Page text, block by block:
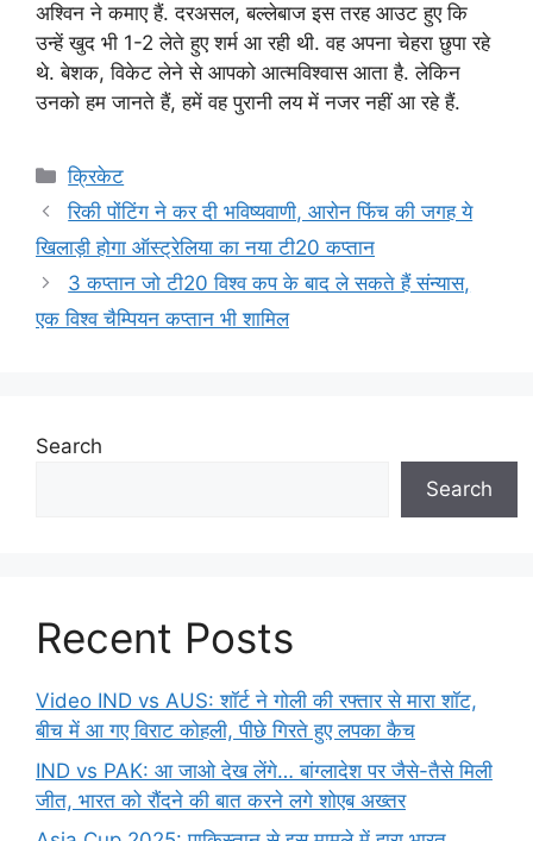
अश्विन ने कमाए हैं. दरअसल, बल्लेबाज इस तरह आउट हुए कि
उन्हें खुद भी 1-2 लेते हुए शर्म आ रही थी. वह अपना चेहरा छुपा रहे
थे. बेशक, विकेट लेने से आपको आत्मविश्वास आता है. लेकिन
उनको हम जानते हैं, हमें वह पुरानी लय में नजर नहीं आ रहे हैं.
Categories
क्रिकेट
रिकी पोंटिंग ने कर दी भविष्यवाणी, आरोन फिंच की जगह ये
खिलाड़ी होगा ऑस्ट्रेलिया का नया टी20 कप्तान
3 कप्तान जो टी20 विश्व कप के बाद ले सकते हैं संन्यास,
एक विश्व चैम्पियन कप्तान भी शामिल
Search
Search
Recent Posts
Video IND vs AUS: शॉर्ट ने गोली की रफ्तार से मारा शॉट,
बीच में आ गए विराट कोहली, पीछे गिरते हुए लपका कैच
IND vs PAK: आ जाओ देख लेंगे… बांग्लादेश पर जैसे-तैसे मिली
जीत, भारत को रौंदने की बात करने लगे शोएब अख्तर